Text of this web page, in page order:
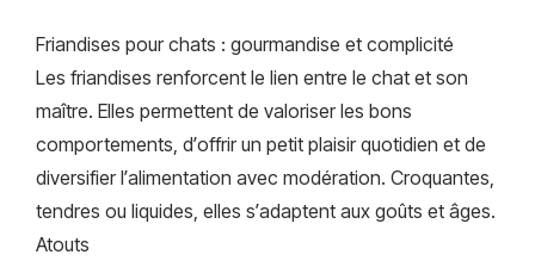
Friandises pour chats : gourmandise et complicité
Les friandises renforcent le lien entre le chat et son
maître. Elles permettent de valoriser les bons
comportements, d’offrir un petit plaisir quotidien et de
diversifier l’alimentation avec modération. Croquantes,
tendres ou liquides, elles s’adaptent aux goûts et âges.
Atouts